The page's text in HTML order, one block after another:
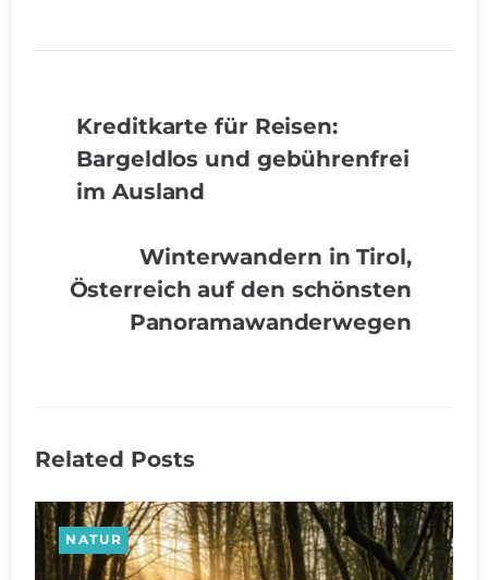
Kreditkarte für Reisen:
Bargeldlos und gebührenfrei
im Ausland
Winterwandern in Tirol,
Österreich auf den schönsten
Panoramawanderwegen
Related Posts
NATUR